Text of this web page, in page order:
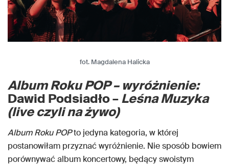
fot. Magdalena Halicka
Album Roku POP – wyróżnienie:
Dawid Podsiadło –Leśna Muzyka
(live czyli na żywo)
Album Roku POPto jedyna kategoria, w której
postanowiłam przyznać wyróżnienie. Nie sposób bowiem
porównywać album koncertowy, będący swoistym